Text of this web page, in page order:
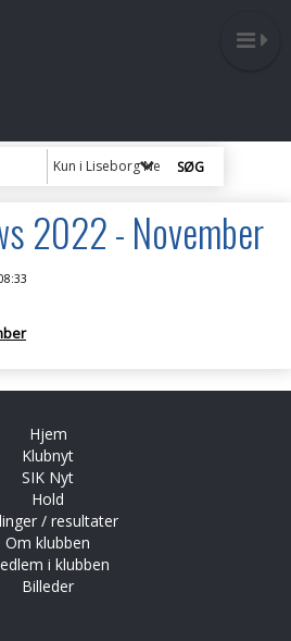
Kun i Liseborg News
2022 - November
Hjem
Klubnyt
SIK Nyt
Hold
/ resultater
Om klubben
i klubben
Billeder